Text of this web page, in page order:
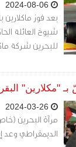
بعد فوز ماكلارين
شيوخ العائلة
للبحرين شركة
"مكلارين"
مرآة البحرين
الديمقراطي وعد